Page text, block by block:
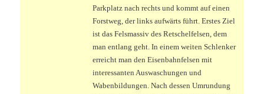
Parkplatz nach rechts und kommt auf einen
Forstweg, der links aufwärts führt. Erstes Ziel
ist das Felsmassiv des Retschelfelsen, dem
man entlang geht. In einem weiten Schlenker
erreicht man den Eisenbahnfelsen mit
interessanten Auswaschungen und
Wabenbildungen. Nach dessen Umrundung